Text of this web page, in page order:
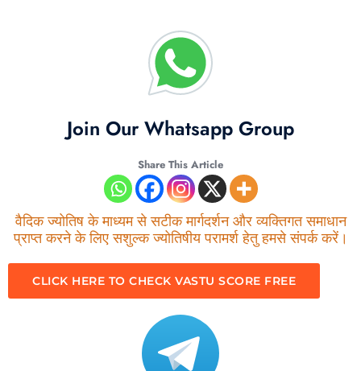
Join Our Whatsapp Group
Share This Article
वैदिक ज्योतिष के माध्यम से सटीक मार्गदर्शन और व्यक्तिगत समाधान
प्राप्त करने के लिए सशुल्क ज्योतिषीय परामर्श हेतु हमसे संपर्क करें।
CLICK HERE TO CHECK VASTU SCORE FREE